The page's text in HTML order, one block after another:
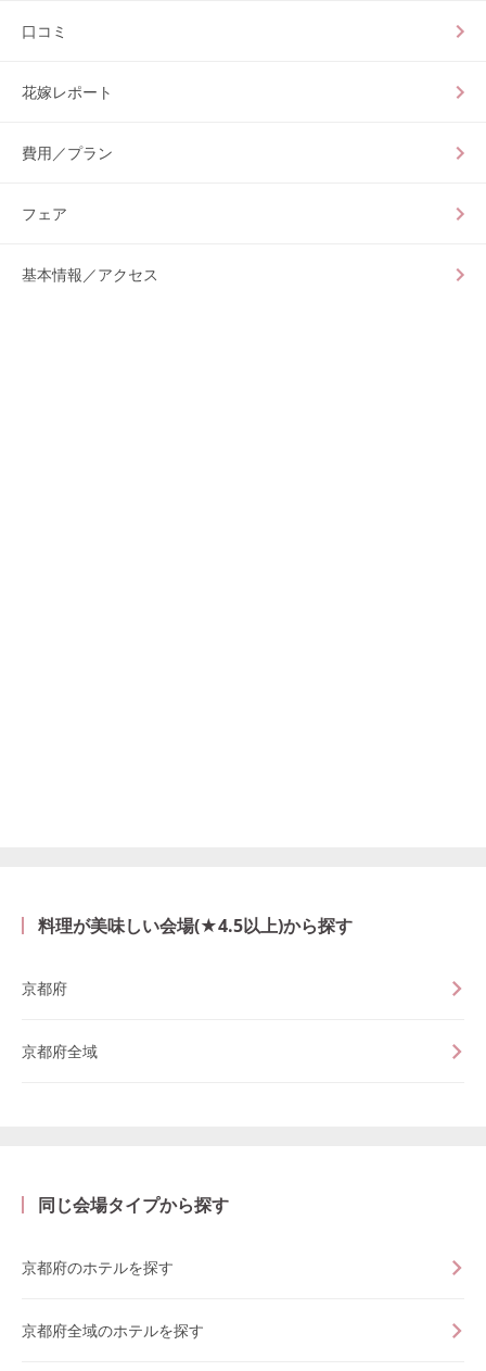
口コミ
花嫁レポート
費用／プラン
フェア
基本情報／アクセス
料理が美味しい会場(★4.5以上)から探す
京都府
京都府全域
同じ会場タイプから探す
京都府のホテルを探す
京都府全域のホテルを探す